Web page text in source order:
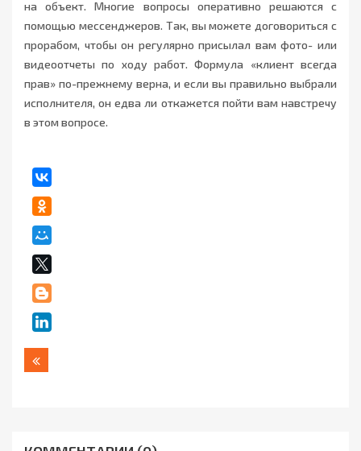
на объект. Многие вопросы оперативно решаются с
помощью мессенджеров. Так, вы можете договориться с
прорабом, чтобы он регулярно присылал вам фото- или
видеоотчеты по ходу работ. Формула «клиент всегда
прав» по-прежнему верна, и если вы правильно выбрали
исполнителя, он едва ли откажется пойти вам навстречу
в этом вопросе.